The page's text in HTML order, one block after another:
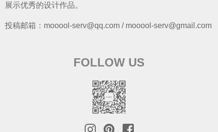
展示优秀的设计作品。
投稿邮箱：mooool-serv@qq.com / mooool-serv@gmail.com
FOLLOW US